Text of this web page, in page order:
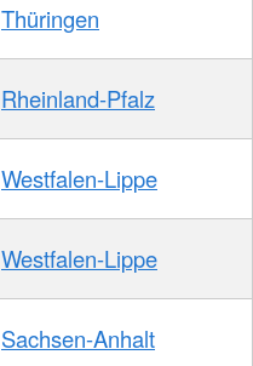
Thüringen
Rheinland-Pfalz
Westfalen-Lippe
Westfalen-Lippe
Sachsen-Anhalt